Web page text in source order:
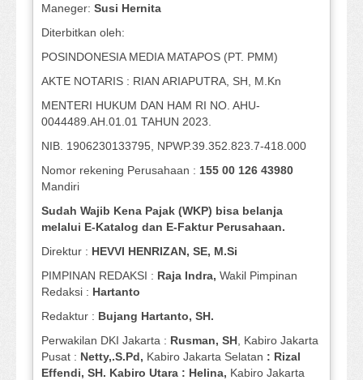
Maneger: Susi Hernita
Diterbitkan oleh:
POSINDONESIA MEDIA MATAPOS (PT. PMM)
AKTE NOTARIS : RIAN ARIAPUTRA, SH, M.Kn
MENTERI HUKUM DAN HAM RI NO. AHU-
0044489.AH.01.01 TAHUN 2023.
NIB. 1906230133795, NPWP.39.352.823.7-418.000
Nomor rekening Perusahaan : 155 00 126 43980
Mandiri
Sudah Wajib Kena Pajak (WKP) bisa belanja
melalui E-Katalog dan E-Faktur Perusahaan.
Direktur : HEVVI HENRIZAN, SE, M.Si
PIMPINAN REDAKSI : Raja Indra, Wakil Pimpinan
Redaksi : Hartanto
Redaktur : Bujang Hartanto, SH.
Perwakilan DKI Jakarta : Rusman, SH, Kabiro Jakarta
Pusat : Netty,.S.Pd, Kabiro Jakarta Selatan : Rizal
Effendi, SH. Kabiro Utara : Helina, Kabiro Jakarta